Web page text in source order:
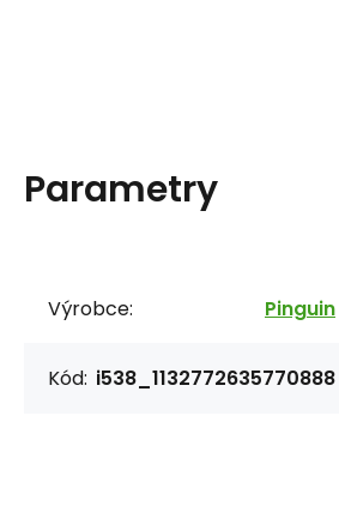
Parametry
Výrobce: Pinguin
Kód: i538_1132772635770888